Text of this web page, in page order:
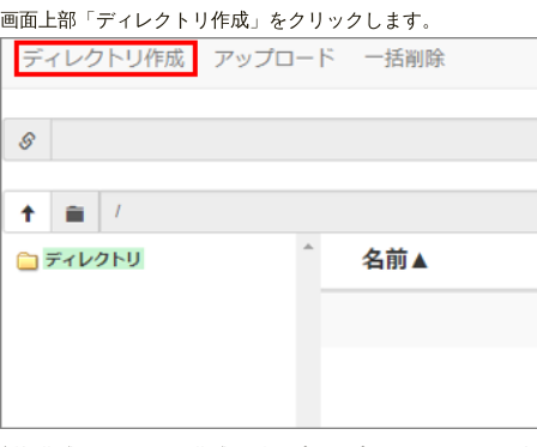
画面上部「ディレクトリ作成」をクリックします。